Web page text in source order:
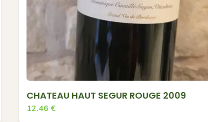
CHATEAU HAUT SEGUR ROUGE 2009
12.46 €